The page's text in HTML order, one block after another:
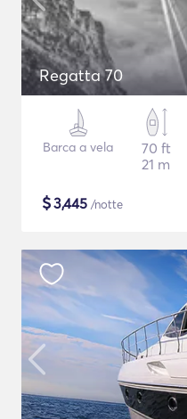
Regatta 70
Barca a vela
70 ft
21 m
$3,445 /notte